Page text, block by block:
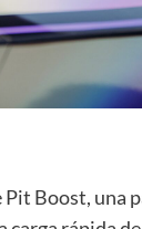
Boost, una